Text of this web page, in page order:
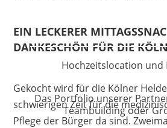
Hochzeitslocation und
Das Portfolio unserer
Teambuilding oder
EIN LECKERER
DANKESCHÖN FÜR DIE
Gekocht wird für die Kölner
schwierigen Zeit für die
Pflege der Bürger da sind.